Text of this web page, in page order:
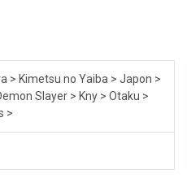
> Kimetsu no Yaiba > Japon >
Slayer > Kny > Otaku >
>